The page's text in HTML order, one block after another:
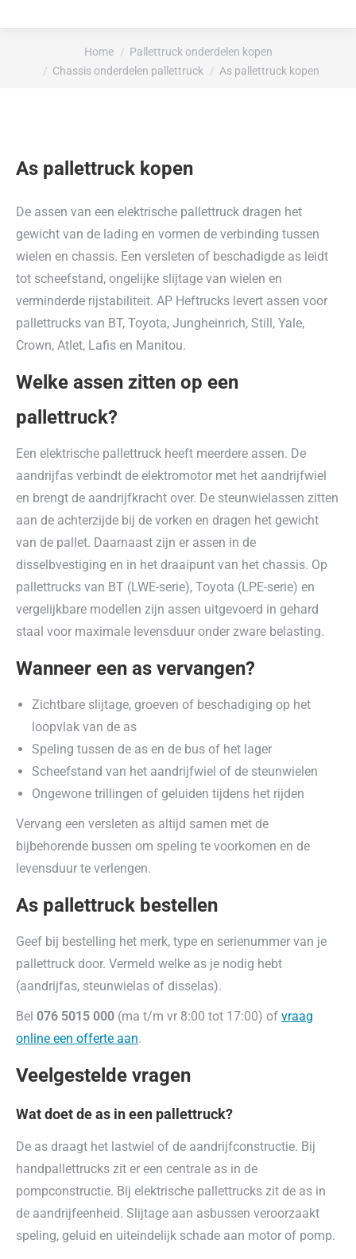
Home
Pallettruck onderdelen kopen
Chassis onderdelen pallettruck
As pallettruck kopen
As pallettruck kopen
De assen van een elektrische pallettruck dragen het
gewicht van de lading en vormen de verbinding tussen
wielen en chassis. Een versleten of beschadigde as leidt
tot scheefstand, ongelijke slijtage van wielen en
verminderde rijstabiliteit. AP Heftrucks levert assen voor
pallettrucks van BT, Toyota, Jungheinrich, Still, Yale,
Crown, Atlet, Lafis en Manitou.
Welke assen zitten op een
pallettruck?
Een elektrische pallettruck heeft meerdere assen. De
aandrijfas verbindt de elektromotor met het aandrijfwiel
en brengt de aandrijfkracht over. De steunwielassen zitten
aan de achterzijde bij de vorken en dragen het gewicht
van de pallet. Daarnaast zijn er assen in de
disselbvestiging en in het draaipunt van het chassis. Op
pallettrucks van BT (LWE-serie), Toyota (LPE-serie) en
vergelijkbare modellen zijn assen uitgevoerd in gehard
staal voor maximale levensduur onder zware belasting.
Wanneer een as vervangen?
Zichtbare slijtage, groeven of beschadiging op het
loopvlak van de as
Speling tussen de as en de bus of het lager
Scheefstand van het aandrijfwiel of de steunwielen
Ongewone trillingen of geluiden tijdens het rijden
Vervang een versleten as altijd samen met de
bijbehorende bussen om speling te voorkomen en de
levensduur te verlengen.
As pallettruck bestellen
Geef bij bestelling het merk, type en serienummer van je
pallettruck door. Vermeld welke as je nodig hebt
(aandrijfas, steunwielas of disselas).
Bel 076 5015 000 (ma t/m vr 8:00 tot 17:00) of vraag
online een offerte aan.
Veelgestelde vragen
Wat doet de as in een pallettruck?
De as draagt het lastwiel of de aandrijfconstructie. Bij
handpallettrucks zit er een centrale as in de
pompconstructie. Bij elektrische pallettrucks zit de as in
de aandrijfeenheid. Slijtage aan asbussen veroorzaakt
speling, geluid en uiteindelijk schade aan motor of pomp.